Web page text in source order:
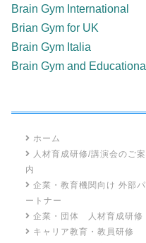
Brain Gym International
Brian Gym for UK
Brain Gym Italia
Brain Gym and
ホーム
人材育成研修/講演会のご案
内
企業・教育機関向け 外部パ
ートナー
企業・団体 人材育成研修
キャリア教育・教員研修